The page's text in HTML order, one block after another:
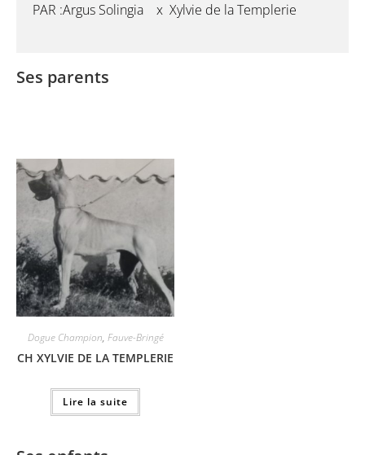
PAR :Argus Solingia x Xylvie de la Templerie
Ses parents
Dogue Champion, Fauve-Bringé
CH XYLVIE DE LA TEMPLERIE
Lire la suite